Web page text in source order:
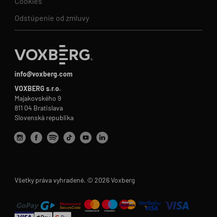
info@voxberg.com
VOXBERG s.r.o.
Majakovského 9
811 04 Bratislava
Slovenská republika
Odstúpenie od zmluvy
Všetky práva vyhradené. © 2026 Voxberg